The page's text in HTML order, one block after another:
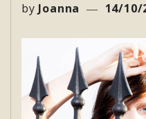
by Joanna 14/10/